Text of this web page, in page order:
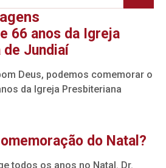
66 anos da Igreja
de Jundiaí
Deus, podemos comemorar o
da Igreja Presbiteriana
do Natal?
todos os anos no Natal. Dr.